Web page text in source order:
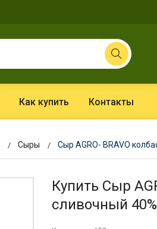
Как купить Контакты
Сыры Сыр AGRO- BRAVO
Купить Сыр
сливочный